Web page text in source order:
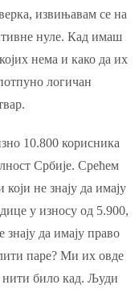
извињавам се на
нуле. Кад имаш
нема и како да их
логичан
10.800 корисника
Србије. Срећем
не знају да имају
у износу од 5.900,
да имају право
паре? Ми их овде
нити било кад. Људи